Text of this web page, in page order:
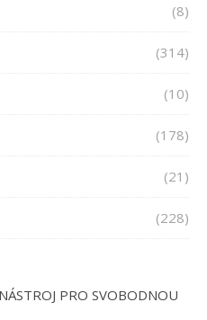
(8)
(314)
(10)
(178)
(21)
(228)
PRO SVOBODNOU